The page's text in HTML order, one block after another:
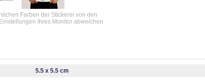
Farben der Stickerei von den
Ihres Monitor abweichen
5.5 x 5.5 cm